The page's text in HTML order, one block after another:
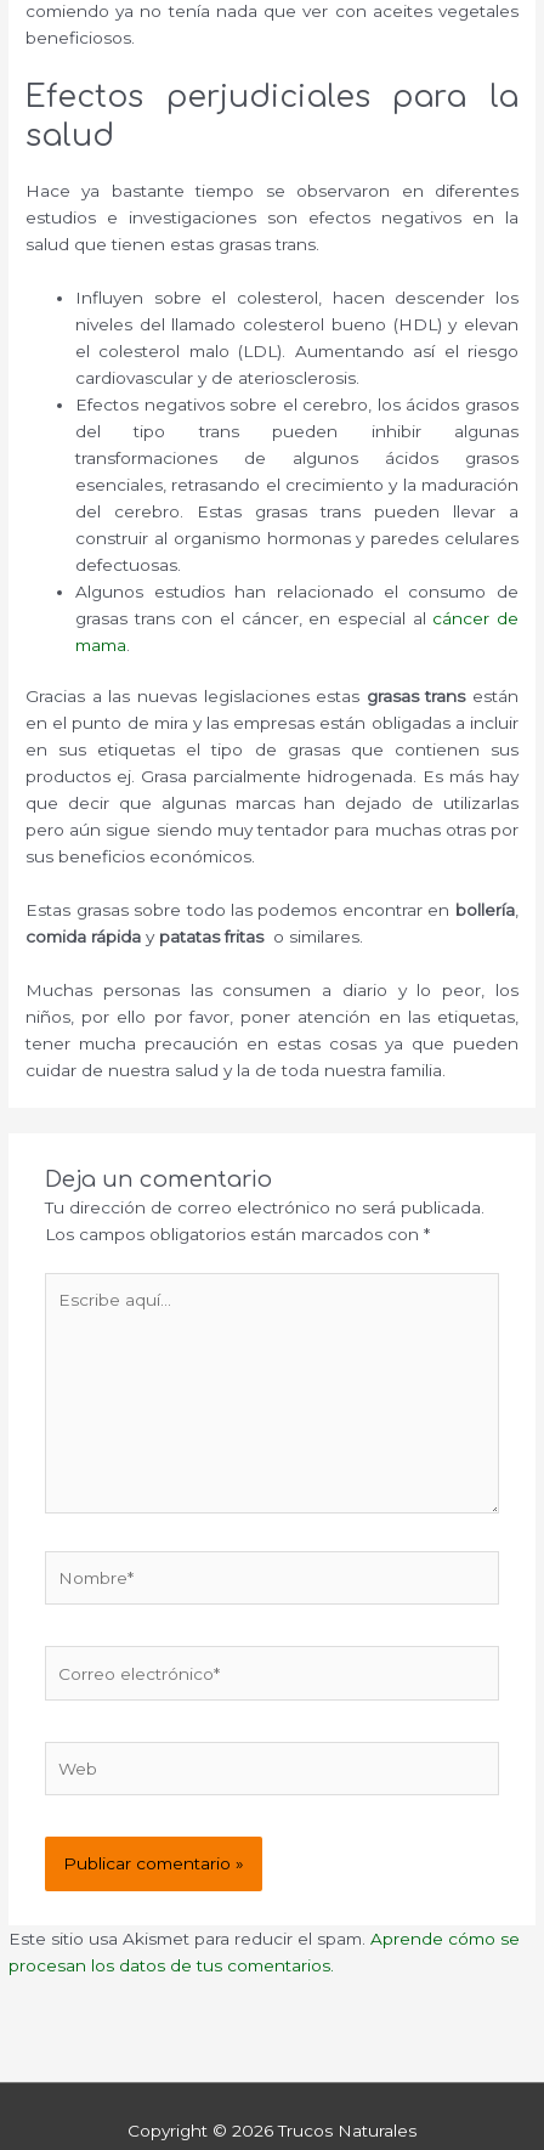
comiendo ya no tenía nada que ver con aceites vegetales
beneficiosos.
Efectos perjudiciales para la
salud
Hace ya bastante tiempo se observaron en diferentes
estudios e investigaciones son efectos negativos en la
salud que tienen estas grasas trans.
Influyen sobre el colesterol, hacen descender los
niveles del llamado colesterol bueno (HDL) y elevan
el colesterol malo (LDL). Aumentando así el riesgo
cardiovascular y de ateriosclerosis.
Efectos negativos sobre el cerebro, los ácidos grasos
del tipo trans pueden inhibir algunas
transformaciones de algunos ácidos grasos
esenciales, retrasando el crecimiento y la maduración
del cerebro. Estas grasas trans pueden llevar a
construir al organismo hormonas y paredes celulares
defectuosas.
Algunos estudios han relacionado el consumo de
grasas trans con el cáncer, en especial al cáncer de
mama
Gracias a las nuevas legislaciones estas grasas transestán
en el punto de mira y las empresas están obligadas a incluir
en sus etiquetas el tipo de grasas que contienen sus
productos ej. Grasa parcialmente hidrogenada. Es más hay
que decir que algunas marcas han dejado de utilizarlas
pero aún sigue siendo muy tentador para muchas otras por
sus beneficios económicos.
Estas grasas sobre todo las podemos encontrar en bollería,
comida rápida y patatas fritaso similares.
Muchas personas las consumen a diario y lo peor, los
niños, por ello por favor, poner atención en las etiquetas,
tener mucha precaución en estas cosas ya que pueden
cuidar de nuestra salud y la de toda nuestra familia.
Deja un comentario
Tu dirección de correo electrónico no será publicada.
Los campos obligatorios están marcados con *
aquí...
electrónico*
Este sitio usa Akismet para reducir el spam.Aprende cómo se
procesan los datos de tus comentarios.
Copyright © 2026Trucos Naturales